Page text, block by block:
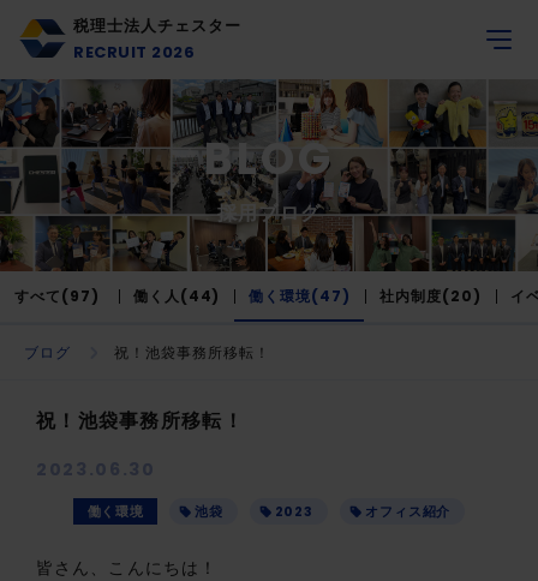
税理士法人チェスター
RECRUIT 2026
BLOG
採用ブログ
すべて(97) 働く人(44) 働く環境(47) 社内制度(20) イ
ブログ 祝！池袋事務所移転！
祝！池袋事務所移転！
2023.06.30
働く環境 池袋 2023 オフィス紹介
皆さん、こんにちは！